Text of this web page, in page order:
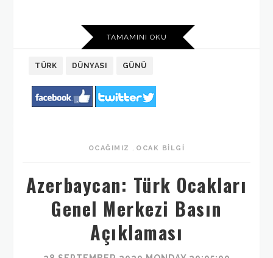
TAMAMINI OKU
TÜRK DÜNYASI GÜNÜ
OCAĞIMIZ , OCAK BILGI
Azerbaycan: Türk Ocakları
Genel Merkezi Basın
Açıklaması